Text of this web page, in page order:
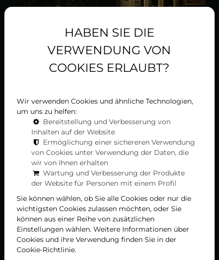
HABEN SIE DIE
VERWENDUNG VON
COOKIES ERLAUBT?
Wir verwenden Cookies und ähnliche Technologien,
um uns zu helfen:
Bereitstellung und Verbesserung von
Inhalten auf der Website
Ermöglichung einer sichereren Verwendung
von Cookies unter Verwendung der Daten, die
wir von Ihnen erhalten
Wartung und Verbesserung der Produkte
der Website für Personen mit einem Profil
Sie können wählen, ob Sie alle Cookies oder nur die
wichtigsten Cookies zulassen möchten, oder Sie
können aus einer Reihe von zusätzlichen
Einstellungen wählen. Weitere Informationen über
Cookies und ihre Verwendung finden Sie in der
Cookie-Richtlinie.